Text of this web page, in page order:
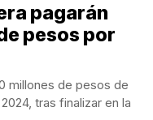
pagarán
pesos por
millones de pesos de
tras finalizar en la